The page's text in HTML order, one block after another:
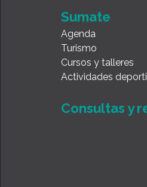
Sumate
Agenda
Turismo
Cursos y talleres
Actividades
Consultas y